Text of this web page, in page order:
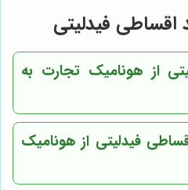
اقساطی فیدلیتی
از هونامیک تجارت به
فیدلیتی از هونامیک